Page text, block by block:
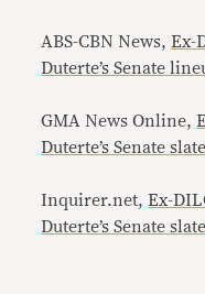
ABS-CBN News,Ex-
Duterte’s Senate
GMA News Online,
Duterte’s Senate slate
Inquirer.net,Ex-
Duterte’s Senate slate